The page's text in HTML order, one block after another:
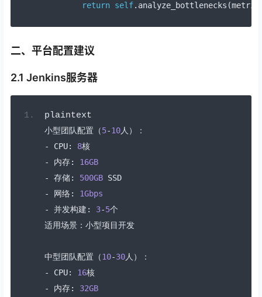
return self. analyze_bottlenecks (
二、平台配置建议
2.1 Jenkins服务器
plaintext
小型团队配置（5-10人）：
- CPU: 8核
-
内存:
16GB
-
存储: 500GB SSD
-
网络:
1Gbps
-
并发构建: 3-5个
适用场景：小型项目开发
中型团队配置（10-30人）：
- CPU: 16核
-
内存:
32GB